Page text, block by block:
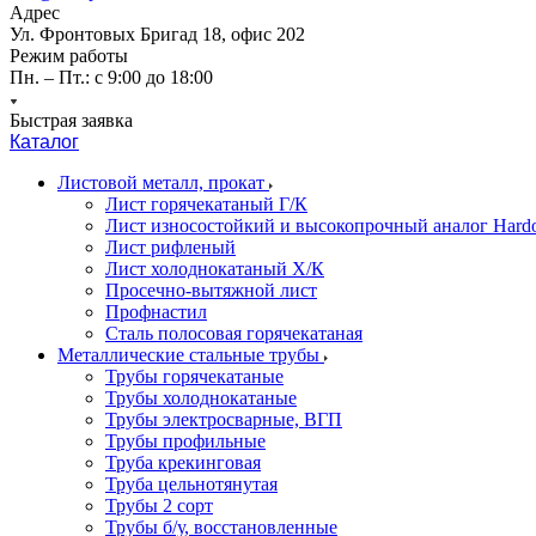
Адрес
Ул. Фронтовых Бригад 18, офис 202
Режим работы
Пн. – Пт.: с 9:00 до 18:00
Быстрая заявка
Каталог
Листовой металл, прокат
Лист горячекатаный Г/К
Лист износостойкий и высокопрочный аналог
Лист рифленый
Лист холоднокатаный Х/К
Просечно-вытяжной лист
Профнастил
Сталь полосовая горячекатаная
Металлические стальные трубы
Трубы горячекатаные
Трубы холоднокатаные
Трубы электросварные, ВГП
Трубы профильные
Труба крекинговая
Труба цельнотянутая
Трубы 2 сорт
Трубы б/у, восстановленные